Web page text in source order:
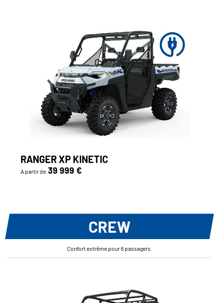
RANGER XP KINETIC
A partir de 39 999 €
CREW
Confort extrême pour 6 passagers.